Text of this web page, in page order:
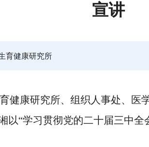
宣讲
育健康研究所
健康研究所、组织人事处、 医
以“学习贯彻党的二十届三中